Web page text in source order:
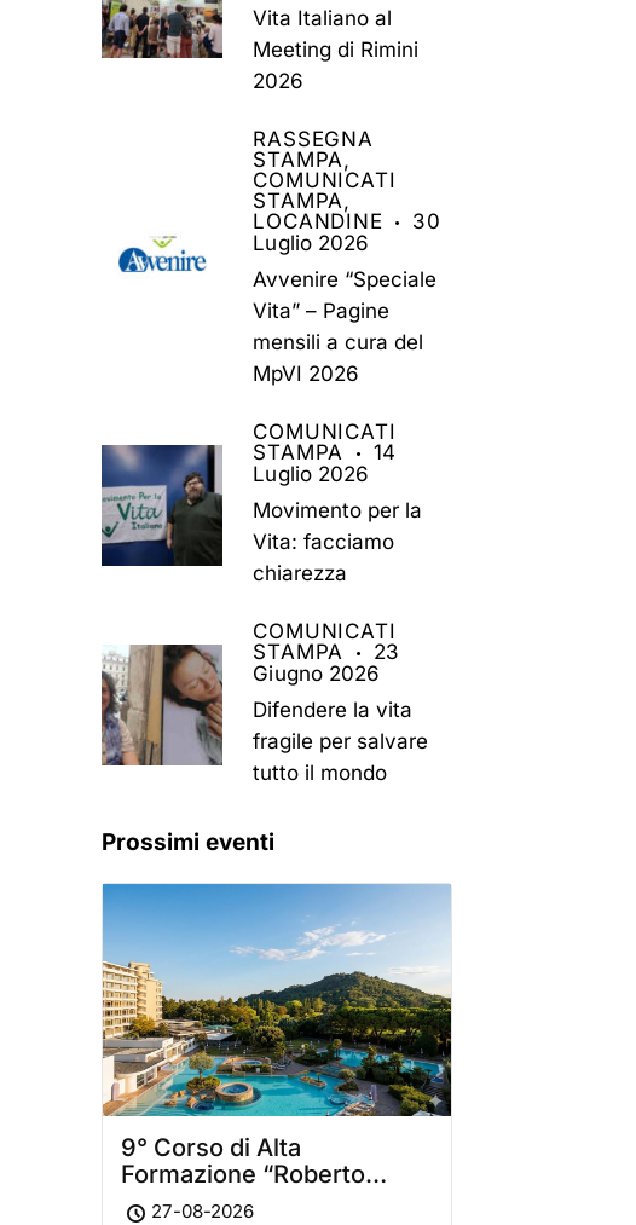
Vita Italiano al
Meeting di Rimini
2026
RASSEGNA
STAMPA,
COMUNICATI
STAMPA,
LOCANDINE
30
Luglio 2026
Avvenire “Speciale
Vita” – Pagine
mensili a cura del
MpVI 2026
COMUNICATI
STAMPA
14
Luglio 2026
Movimento per la
Vita: facciamo
chiarezza
COMUNICATI
STAMPA
23
Giugno 2026
Difendere la vita
fragile per salvare
tutto il mondo
Prossimi eventi
9° Corso di Alta
Formazione “Roberto
Bennati”
27-08-2026